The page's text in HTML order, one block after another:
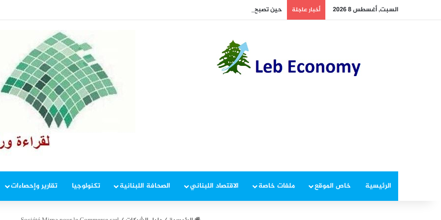
السبت, أغسطس 8 2026 أخبار عاجلة حين تصبح الجامعة اللبنانية الهدف الأسهل( الأخبار 8 آب)
الرئيسية خاص الموقع ملفات خاصة الاقتصاد اللبناني الصحافة اللبنانية تكنولوجيا تقارير وإحصاءات